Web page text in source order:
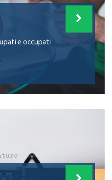
e occupati